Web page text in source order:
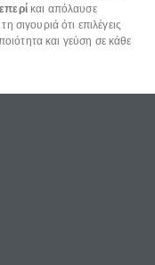
και απόλαυσε
σιγουριά ότι επιλέγεις
και γεύση σε κάθε